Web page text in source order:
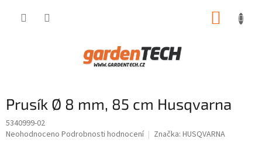
Prusík Ø 8 mm, 85 cm Husqvarna
5340999-02
Průměrné
Neohodnoceno Podrobnosti hodnocení Značka: HUSQVARNA